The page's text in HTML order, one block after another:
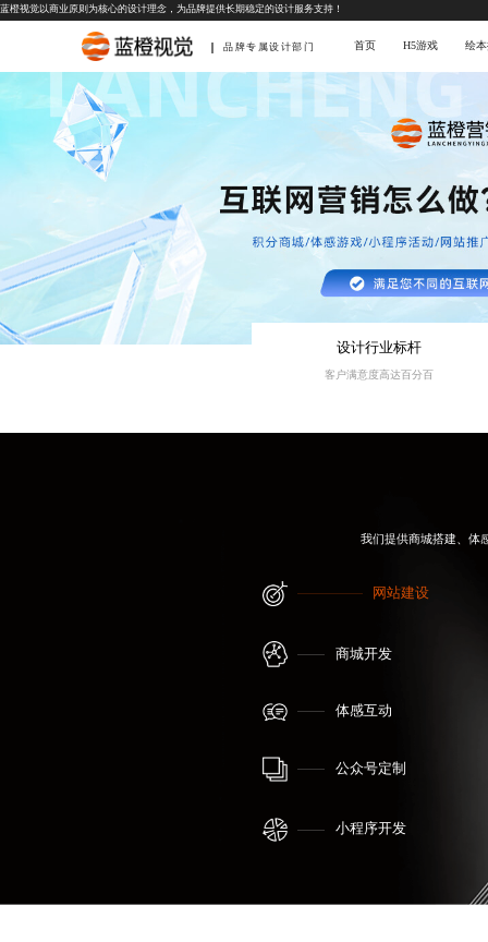
蓝橙视觉以商业原则为核心的设计理念，为品牌提供长期稳定的设计服务支持！
品牌专属设计部门 首页 H5游戏 绘
设计行业标杆
客户满意度高达百分百
我们提供商城搭建、体
网站建设
商城开发
体感互动
公众号定制
小程序开发